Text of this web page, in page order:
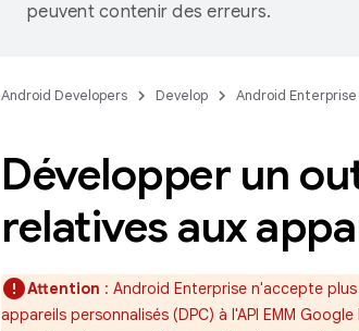
peuvent contenir des erreurs.
Android Developers Develop Android Enterprise
Développer un
relatives aux
Attention : Android Enterprise n'accepte
appareils personnalisés (DPC) à l'API EMM